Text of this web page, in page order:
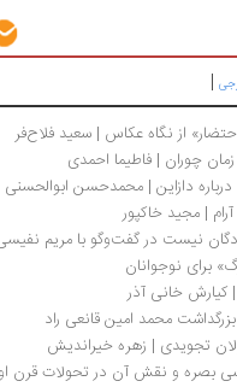
|
از نگاه عکاس | سعید فلاح‌فر
چوران | فاطیما احمدی
دازاین | محمدحسن ابوالحسنی
| مجید خاکپور
نیست در گفت‌وگو با مریم
برای نوجوانان
| کیارش خانی آذر
محمد امین قانعی راد
تجویدی | زهره خیراندیش
بصره و نقش آن در تحولات قرن